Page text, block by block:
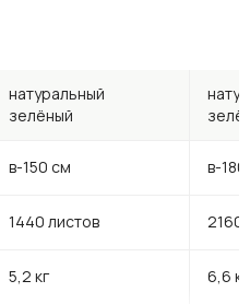
натуральный
зелёный
в-150 см в-
1440 листов 2160
5,2 кг 6,6 кг